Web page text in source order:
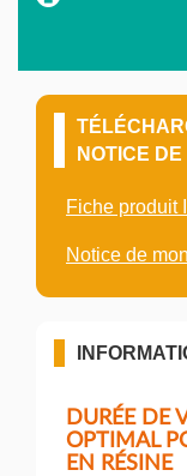
NOTICE
Fiche produit
Notice de
DURÉE DE
OPTIMAL
EN RÉSINE